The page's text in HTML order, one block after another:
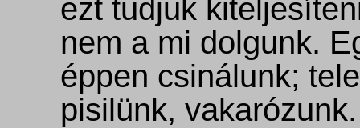
ezt tudjuk
nem a mi dolgunk.
éppen csinálunk;
pisilünk, vakarózunk.